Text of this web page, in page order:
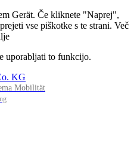
Gerät. Če kliknete "Naprej",
vse piškotke s te strani. Več
uporabljati to funkcijo.
Mobilität